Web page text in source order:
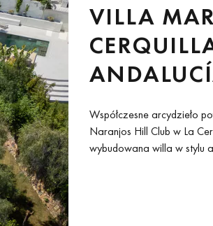
VILLA
Współczesne arcydzieło
Naranjos Hill Club w La
wybudowana willa w stylu